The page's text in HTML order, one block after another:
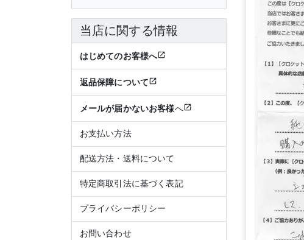
当店に関する情報
はじめてのお客様へ
返品保障について
メールが届かないお客様へ
お支払い方法
配送方法・送料について
特定商取引法に基づく表記
プライバシーポリシー
お問い合わせ